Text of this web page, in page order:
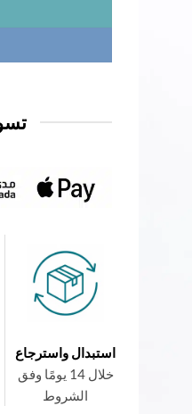
استبدال واسترجاع
خلال 14 يومًا وفق
الشروط